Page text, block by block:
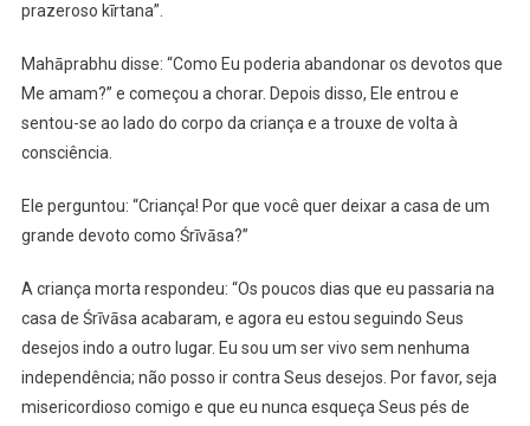
prazeroso kīrtana”.
Mahāprabhu disse: “Como Eu poderia abandonar os devotos que
Me amam?” e começou a chorar. Depois disso, Ele entrou e
sentou-se ao lado do corpo da criança e a trouxe de volta à
consciência.
Ele perguntou: “Criança! Por que você quer deixar a casa de um
grande devoto como Śrīvāsa?”
A criança morta respondeu: “Os poucos dias que eu passaria na
casa de Śrīvāsa acabaram, e agora eu estou seguindo Seus
desejos indo a outro lugar. Eu sou um ser vivo sem nenhuma
independência; não posso ir contra Seus desejos. Por favor, seja
misericordioso comigo e que eu nunca esqueça Seus pés de